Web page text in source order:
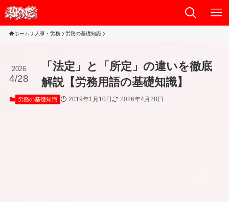
ホーム 人事・労務 労務の基礎知識
「法定」と「所定」の違いを徹底
解説【労務用語の基礎知識】
2026
4/28
労務の基礎知識 2019年1月10日 2026年4月28日